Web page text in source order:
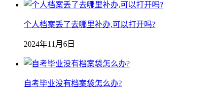
个人档案丢了去哪里补办,可以打开吗?
2024年11月6日
自考毕业没有档案袋怎么办?